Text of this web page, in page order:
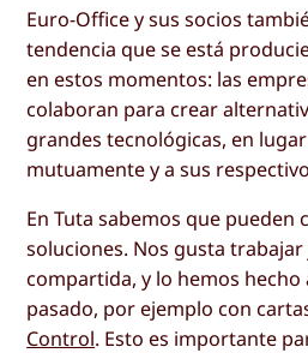
Euro-Office y sus socios
tendencia que se está
en estos momentos: las
colaboran para crear
grandes tecnológicas, en
mutuamente y a sus
En Tuta sabemos que
soluciones. Nos gusta
compartida, y lo hemos hecho
pasado, por ejemplo con
Control. Esto es importante